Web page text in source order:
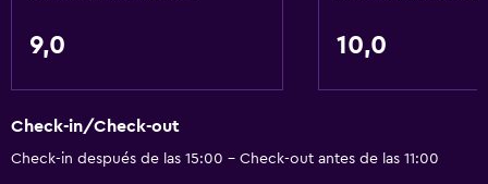
9,0 10,0
Check-in/Check-out
Check-in después de las 15:00 - Check-out antes de las 11:00